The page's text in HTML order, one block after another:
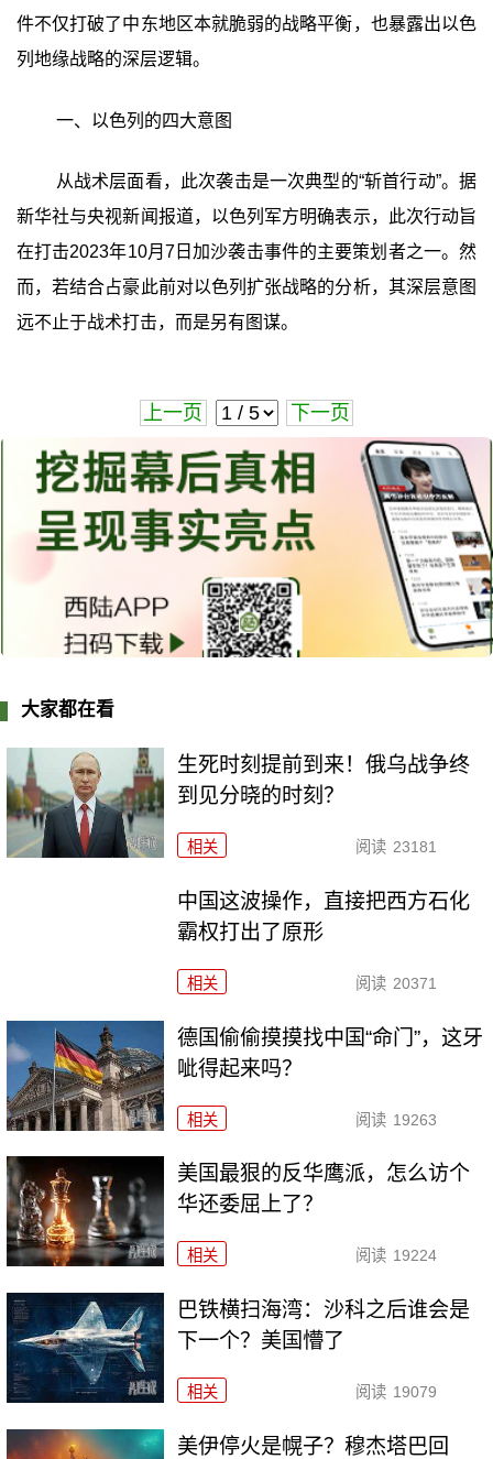
件不仅打破了中东地区本就脆弱的战略平衡，也暴露出以色
列地缘战略的深层逻辑。
一、以色列的四大意图
从战术层面看，此次袭击是一次典型的“斩首行动”。据
新华社与央视新闻报道，以色列军方明确表示，此次行动旨
在打击2023年10月7日加沙袭击事件的主要策划者之一。然
而，若结合占豪此前对以色列扩张战略的分析，其深层意图
远不止于战术打击，而是另有图谋。
上一页 下一页
大家都在看
生死时刻提前到来！俄乌战争终
到见分晓的时刻？
相关 阅读 23181
中国这波操作，直接把西方石化
霸权打出了原形
相关 阅读 20371
德国偷偷摸摸找中国“命门”，这牙
呲得起来吗？
相关 阅读 19263
美国最狠的反华鹰派，怎么访个
华还委屈上了？
相关 阅读 19224
巴铁横扫海湾：沙科之后谁会是
下一个？美国懵了
相关 阅读 19079
美伊停火是幌子？穆杰塔巴回